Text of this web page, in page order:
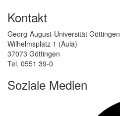
Kontakt
Georg-August-Universität Göttingen
Wilhelmsplatz 1 (Aula)
37073 Göttingen
Tel. 0551 39-0
Soziale Medien